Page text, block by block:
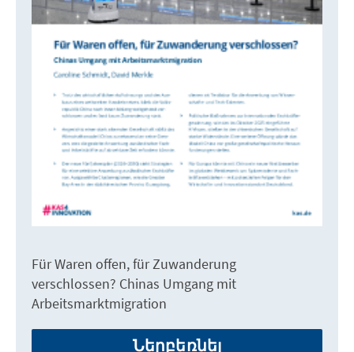
Für Waren offen, für Zuwanderung
verschlossen? Chinas Umgang mit
Arbeitsmarktmigration
Ներբեռնել